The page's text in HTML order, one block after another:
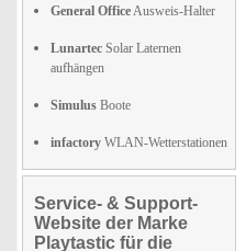
General OfficeAusweis-Halter
Lunartec Solar Laternen
aufhängen
Simulus Boote
infactory WLAN-Wetterstationen
Service- & Support-
Website der Marke
Playtastic für die